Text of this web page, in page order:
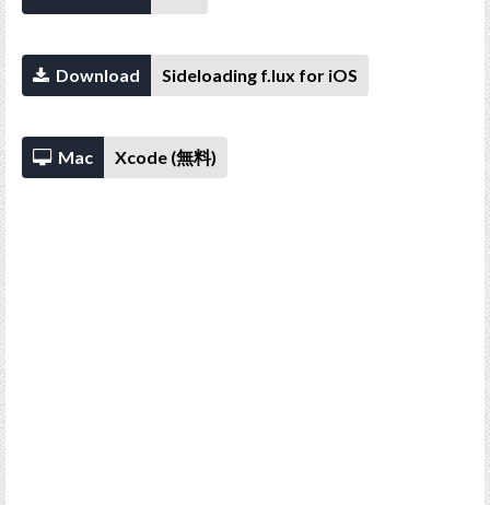
Download Sideloading f.lux for iOS
Mac Xcode (無料)